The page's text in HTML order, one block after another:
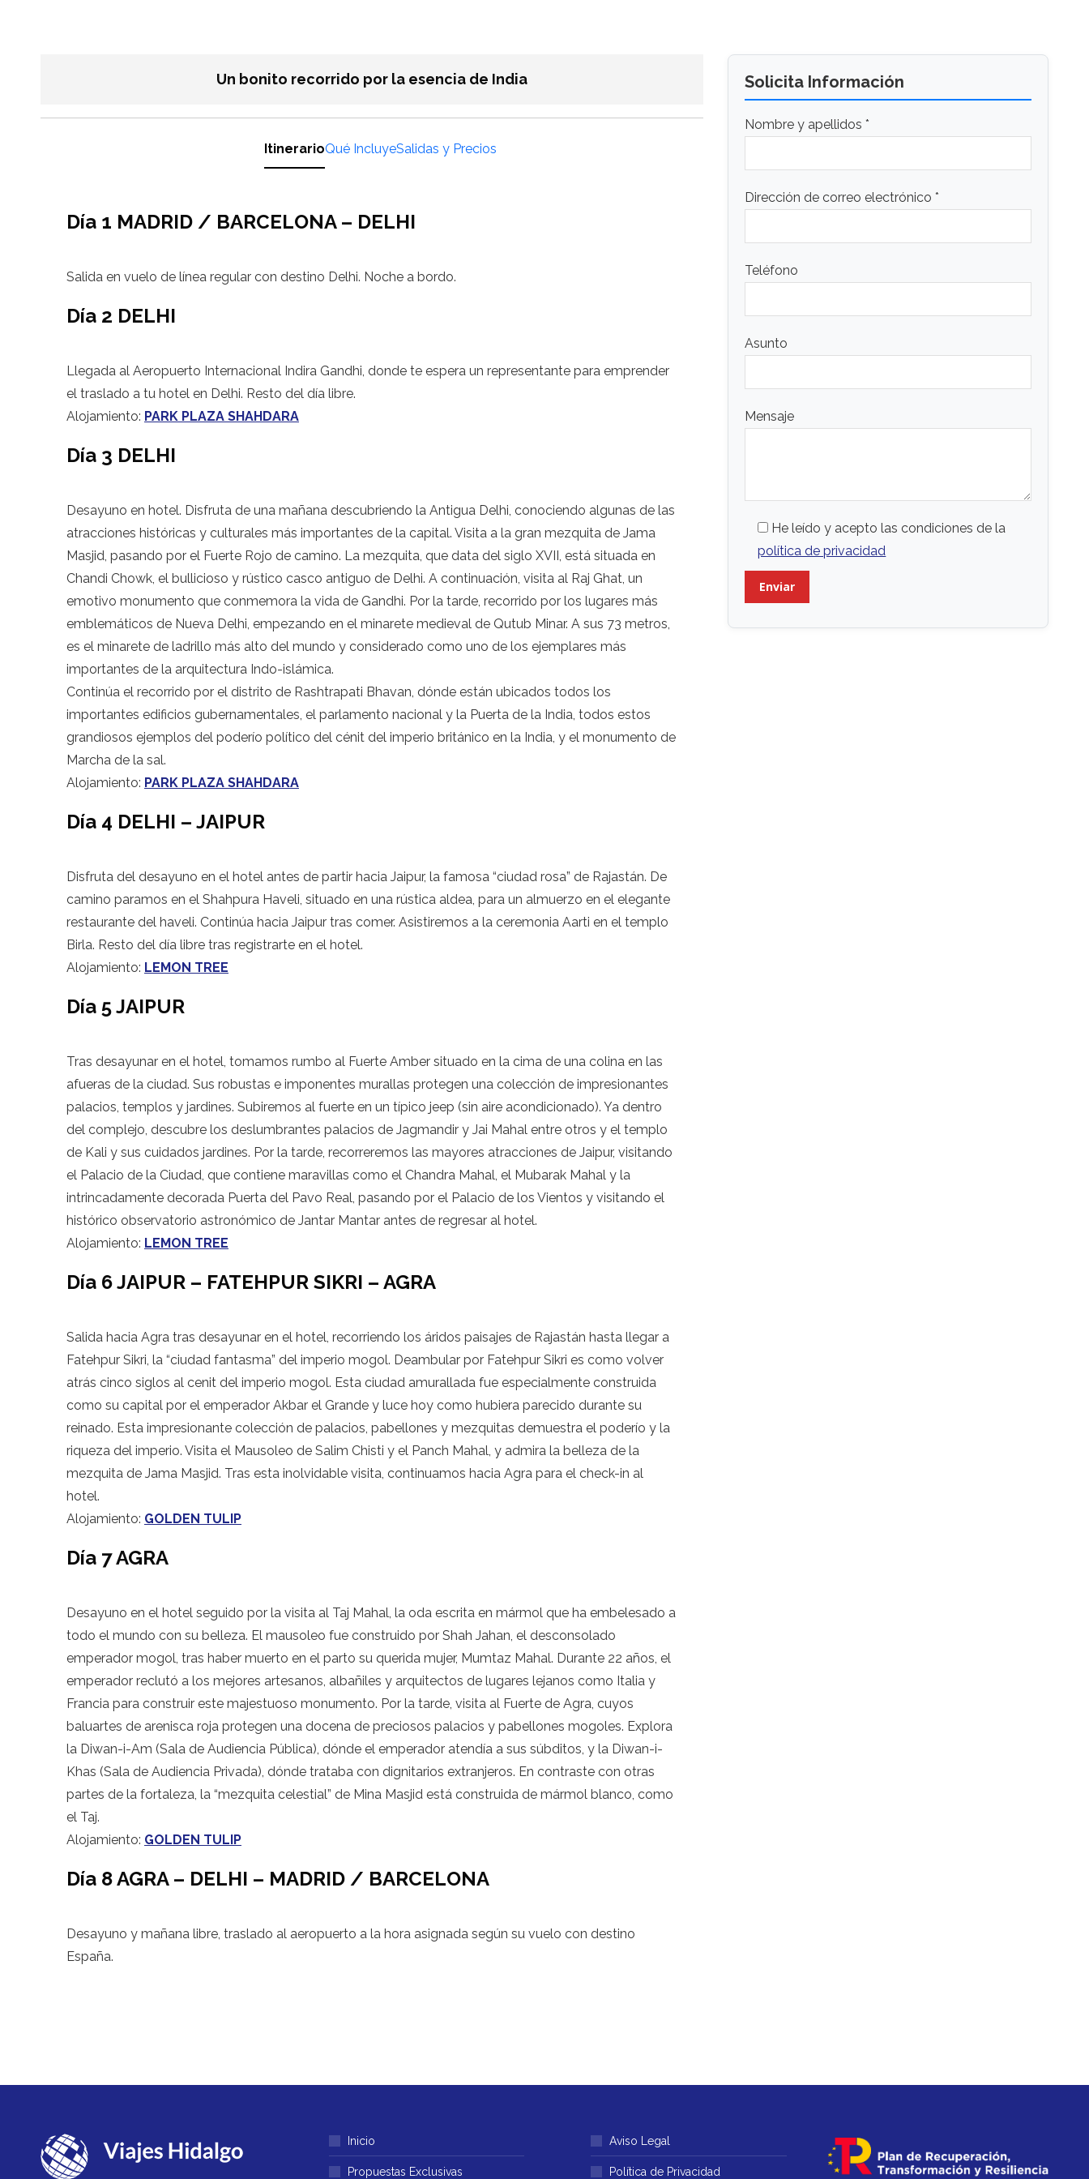
Un bonito recorrido por la esencia de India
ItinerarioQué IncluyeSalidas y Precios
Día 1 MADRID / BARCELONA – DELHI
Salida en vuelo de línea regular con destino Delhi. Noche a bordo.
Día 2 DELHI
Llegada al Aeropuerto Internacional Indira Gandhi, donde te espera un representante para emprender
el traslado a tu hotel en Delhi. Resto del día libre.
Alojamiento: PARK PLAZA SHAHDARA
Día 3 DELHI
Desayuno en hotel. Disfruta de una mañana descubriendo la Antigua Delhi, conociendo algunas de las
atracciones históricas y culturales más importantes de la capital. Visita a la gran mezquita de Jama
Masjid, pasando por el Fuerte Rojo de camino. La mezquita, que data del siglo XVII, está situada en
Chandi Chowk, el bullicioso y rústico casco antiguo de Delhi. A continuación, visita al Raj Ghat, un
emotivo monumento que conmemora la vida de Gandhi. Por la tarde, recorrido por los lugares más
emblemáticos de Nueva Delhi, empezando en el minarete medieval de Qutub Minar. A sus 73 metros,
es el minarete de ladrillo más alto del mundo y considerado como uno de los ejemplares más
importantes de la arquitectura Indo-islámica.
Continúa el recorrido por el distrito de Rashtrapati Bhavan, dónde están ubicados todos los
importantes edificios gubernamentales, el parlamento nacional y la Puerta de la India, todos estos
grandiosos ejemplos del poderío político del cénit del imperio británico en la India, y el monumento de
Marcha de la sal.
Alojamiento: PARK PLAZA SHAHDARA
Día 4 DELHI – JAIPUR
Disfruta del desayuno en el hotel antes de partir hacia Jaipur, la famosa “ciudad rosa” de Rajastán. De
camino paramos en el Shahpura Haveli, situado en una rústica aldea, para un almuerzo en el elegante
restaurante del haveli. Continúa hacia Jaipur tras comer. Asistiremos a la ceremonia Aarti en el templo
Birla. Resto del día libre tras registrarte en el hotel.
Alojamiento: LEMON TREE
Día 5 JAIPUR
Tras desayunar en el hotel, tomamos rumbo al Fuerte Amber situado en la cima de una colina en las
afueras de la ciudad. Sus robustas e imponentes murallas protegen una colección de impresionantes
palacios, templos y jardines. Subiremos al fuerte en un típico jeep (sin aire acondicionado). Ya dentro
del complejo, descubre los deslumbrantes palacios de Jagmandir y Jai Mahal entre otros y el templo
de Kali y sus cuidados jardines. Por la tarde, recorreremos las mayores atracciones de Jaipur, visitando
el Palacio de la Ciudad, que contiene maravillas como el Chandra Mahal, el Mubarak Mahal y la
intrincadamente decorada Puerta del Pavo Real, pasando por el Palacio de los Vientos y visitando el
histórico observatorio astronómico de Jantar Mantar antes de regresar al hotel.
Alojamiento: LEMON TREE
Día 6 JAIPUR – FATEHPUR SIKRI – AGRA
Salida hacia Agra tras desayunar en el hotel, recorriendo los áridos paisajes de Rajastán hasta llegar a
Fatehpur Sikri, la “ciudad fantasma” del imperio mogol. Deambular por Fatehpur Sikri es como volver
atrás cinco siglos al cenit del imperio mogol. Esta ciudad amurallada fue especialmente construida
como su capital por el emperador Akbar el Grande y luce hoy como hubiera parecido durante su
reinado. Esta impresionante colección de palacios, pabellones y mezquitas demuestra el poderío y la
riqueza del imperio. Visita el Mausoleo de Salim Chisti y el Panch Mahal, y admira la belleza de la
mezquita de Jama Masjid. Tras esta inolvidable visita, continuamos hacia Agra para el check-in al
hotel.
Alojamiento: GOLDEN TULIP
Día 7 AGRA
Desayuno en el hotel seguido por la visita al Taj Mahal, la oda escrita en mármol que ha embelesado a
todo el mundo con su belleza. El mausoleo fue construido por Shah Jahan, el desconsolado
emperador mogol, tras haber muerto en el parto su querida mujer, Mumtaz Mahal. Durante 22 años, el
emperador reclutó a los mejores artesanos, albañiles y arquitectos de lugares lejanos como Italia y
Francia para construir este majestuoso monumento. Por la tarde, visita al Fuerte de Agra, cuyos
baluartes de arenisca roja protegen una docena de preciosos palacios y pabellones mogoles. Explora
la Diwan-i-Am (Sala de Audiencia Pública), dónde el emperador atendía a sus súbditos, y la Diwan-i-
Khas (Sala de Audiencia Privada), dónde trataba con dignitarios extranjeros. En contraste con otras
partes de la fortaleza, la “mezquita celestial” de Mina Masjid está construida de mármol blanco, como
el Taj.
Alojamiento: GOLDEN TULIP
Día 8 AGRA – DELHI – MADRID / BARCELONA
Desayuno y mañana libre, traslado al aeropuerto a la hora asignada según su vuelo con destino
España.
Solicita Información
Nombre y apellidos *
Dirección de correo electrónico *
Teléfono
Asunto
Mensaje
He leído y acepto las condiciones de la
política de privacidad
Inicio
Propuestas Exclusivas
Aviso Legal
Política de Privacidad